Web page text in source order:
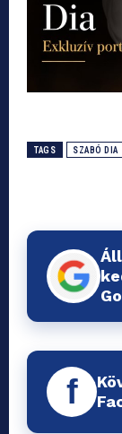
TAGS SZABÓ DIA
f